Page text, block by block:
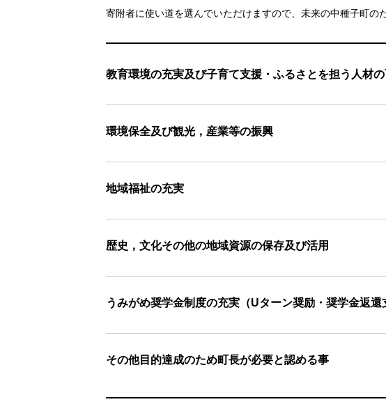
寄附者に使い道を選んでいただけますので、未来の中種子町の
教育環境の充実及び子育て支援・ふるさとを担う人材
環境保全及び観光，産業等の振興
地域福祉の充実
歴史，文化その他の地域資源の保存及び活用
うみがめ奨学金制度の充実（Uターン奨励・奨学金返還
その他目的達成のため町長が必要と認める事